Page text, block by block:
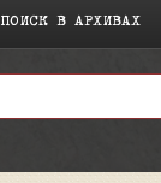
ПОИСК В АРХИВАХ